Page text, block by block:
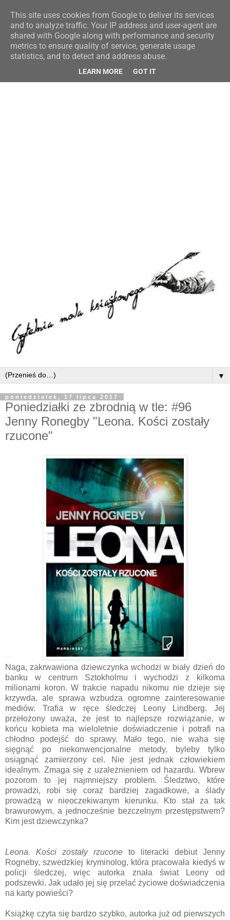
▼
poniedziałek, 17 lipca 2017
Poniedziałki ze zbrodnią w tle: #96
Jenny Ronegby "Leona. Kości zostały
rzucone"
Naga, zakrwawiona dziewczynka wchodzi w biały dzień do
banku w centrum Sztokholmu i wychodzi z kilkoma
milionami koron. W trakcie napadu nikomu nie dzieje się
krzywda, ale sprawa wzbudza ogromne zainteresowanie
mediów. Trafia w ręce śledczej Leony Lindberg. Jej
przełożony uważa, że jest to najlepsze rozwiązanie, w
końcu kobieta ma wieloletnie doświadczenie i potrafi na
chłodno podejść do sprawy. Mało tego, nie waha się
sięgnąć po niekonwencjonalne metody, byleby tylko
osiągnąć zamierzony cel. Nie jest jednak człowiekiem
idealnym. Zmaga się z uzależnieniem od hazardu. Wbrew
pozorom to jej najmniejszy problem. Śledztwo, które
prowadzi, robi się coraz bardziej zagadkowe, a ślady
prowadzą w nieoczekiwanym kierunku. Kto stał za tak
brawurowym, a jednocześnie bezczelnym przestępstwem?
Kim jest dziewczynka?
Leona. Kości zostały rzucone to literacki debiut Jenny
Rogneby, szwedzkiej kryminolog, która pracowała kiedyś w
policji śledczej, więc autorka znała świat Leony od
podszewki. Jak udało jej się przelać życiowe doświadczenia
na karty powieści?
Książkę czyta się bardzo szybko, autorka już od pierwszych
This site uses cookies from Google to deliver its services
and to analyze traffic. Your IP address and user-agent are
shared with Google along with performance and security
metrics to ensure quality of service, generate usage
statistics, and to detect and address abuse.
LEARN MORE GOT IT